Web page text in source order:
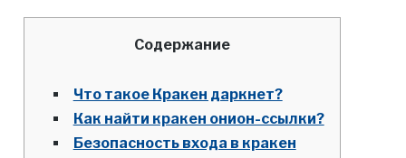
Содержание
Что такое Кракен даркнет?
Как найти кракен онион-ссылки?
Безопасность входа в кракен